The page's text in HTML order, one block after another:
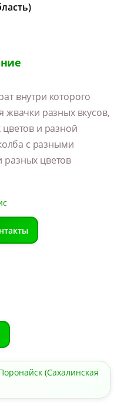
внутри которого
жвачки разных вкусов,
и разной
с разными
цветов
(Сахалинская